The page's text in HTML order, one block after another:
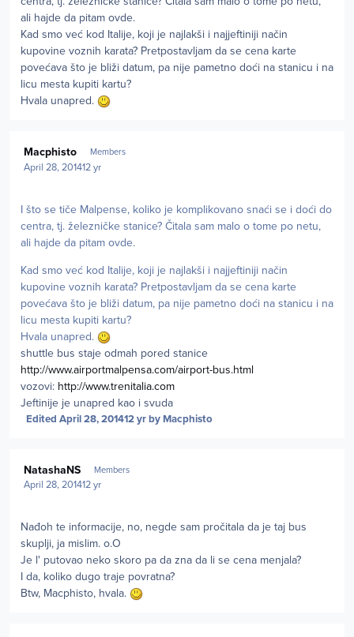
ali hajde da pitam ovde.
Kad smo već kod Italije, koji je najlakši i najjeftiniji način
kupovine voznih karata? Pretpostavljam da se cena karte
povećava što je bliži datum, pa nije pametno doći na stanicu i na
licu mesta kupiti kartu?
Hvala unapred.
Macphisto Members
April 28, 201412 yr
I što se tiče Malpense, koliko je komplikovano snaći se i doći do
centra, tj. železničke stanice? Čitala sam malo o tome po netu,
ali hajde da pitam ovde.
Kad smo već kod Italije, koji je najlakši i najjeftiniji način
kupovine voznih karata? Pretpostavljam da se cena karte
povećava što je bliži datum, pa nije pametno doći na stanicu i na
licu mesta kupiti kartu?
Hvala unapred.
shuttle bus staje odmah pored stanice
http://www.airportmalpensa.com/airport-bus.html
vozovi: http://www.trenitalia.com
Jeftinije je unapred kao i svuda
Edited April 28, 201412 yrby Macphisto
NatashaNS Members
April 28, 201412 yr
Nađoh te informacije, no, negde sam pročitala da je taj bus
skuplji, ja mislim. o.O
Je l' putovao neko skoro pa da zna da li se cena menjala?
I da, koliko dugo traje povratna?
Btw, Macphisto, hvala.